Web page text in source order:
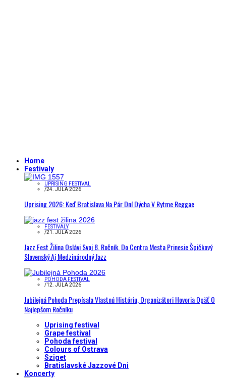
Home
Festivaly
UPRISING FESTIVAL
/24. JÚLA 2026
Uprising 2026: Keď Bratislava Na Pár Dní Dýcha V Rytme Reggae
FESTIVALY
/21. JÚLA 2026
Jazz Fest Žilina Oslávi Svoj 8. Ročník. Do Centra Mesta Prinesie Špičkový
Slovenský Aj Medzinárodný Jazz
POHODA FESTIVAL
/12. JÚLA 2026
Jubilejná Pohoda Prepísala Vlastnú Históriu, Organizátori Hovoria Opäť O
Najlepšom Ročníku
Uprising festival
Grape festival
Pohoda festival
Colours of Ostrava
Sziget
Bratislavské Jazzové Dni
Koncerty